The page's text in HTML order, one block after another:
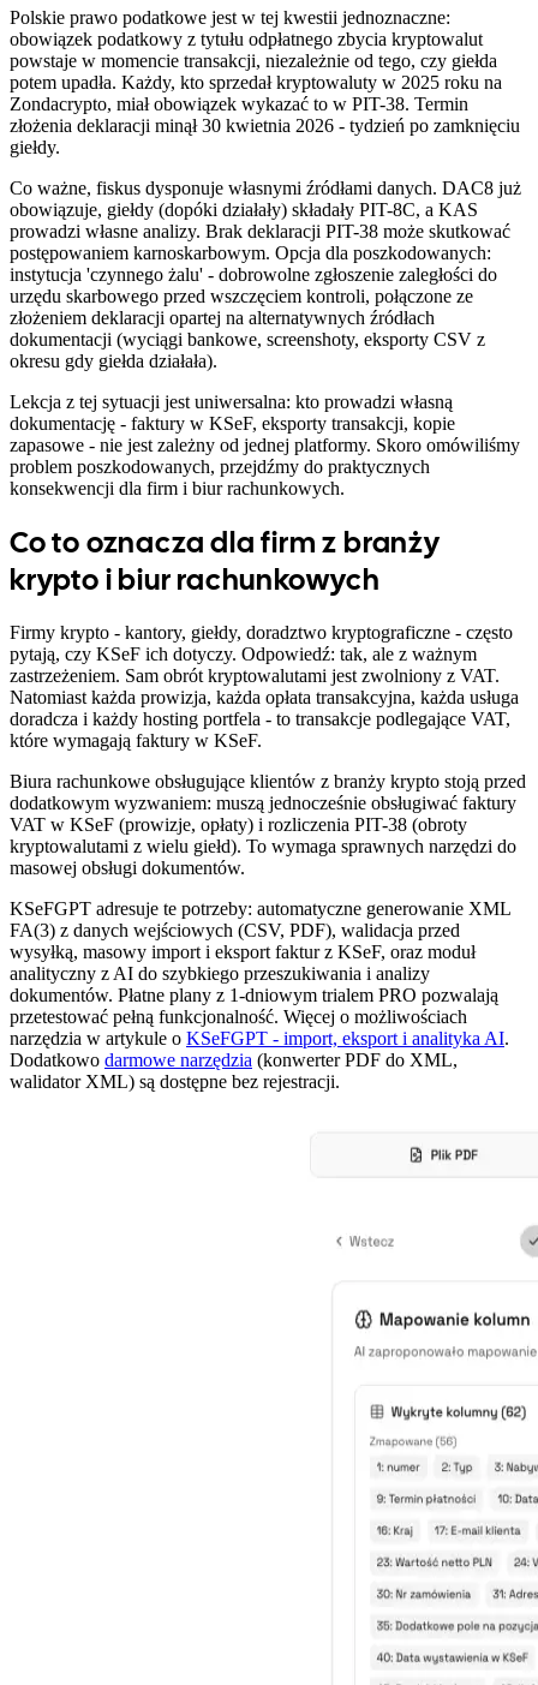
Polskie prawo podatkowe jest w tej kwestii jednoznaczne:
obowiązek podatkowy z tytułu odpłatnego zbycia kryptowalut
powstaje w momencie transakcji, niezależnie od tego, czy giełda
potem upadła. Każdy, kto sprzedał kryptowaluty w 2025 roku na
Zondacrypto, miał obowiązek wykazać to w PIT-38. Termin
złożenia deklaracji minął 30 kwietnia 2026 - tydzień po zamknięciu
giełdy.
Co ważne, fiskus dysponuje własnymi źródłami danych. DAC8 już
obowiązuje, giełdy (dopóki działały) składały PIT-8C, a KAS
prowadzi własne analizy. Brak deklaracji PIT-38 może skutkować
postępowaniem karnoskarbowym. Opcja dla poszkodowanych:
instytucja 'czynnego żalu' - dobrowolne zgłoszenie zaległości do
urzędu skarbowego przed wszczęciem kontroli, połączone ze
złożeniem deklaracji opartej na alternatywnych źródłach
dokumentacji (wyciągi bankowe, screenshoty, eksporty CSV z
okresu gdy giełda działała).
Lekcja z tej sytuacji jest uniwersalna: kto prowadzi własną
dokumentację - faktury w KSeF, eksporty transakcji, kopie
zapasowe - nie jest zależny od jednej platformy. Skoro omówiliśmy
problem poszkodowanych, przejdźmy do praktycznych
konsekwencji dla firm i biur rachunkowych.
Co to oznacza dla firm z branży
krypto i biur rachunkowych
Firmy krypto - kantory, giełdy, doradztwo kryptograficzne - często
pytają, czy KSeF ich dotyczy. Odpowiedź: tak, ale z ważnym
zastrzeżeniem. Sam obrót kryptowalutami jest zwolniony z VAT.
Natomiast każda prowizja, każda opłata transakcyjna, każda usługa
doradcza i każdy hosting portfela - to transakcje podlegające VAT,
które wymagają faktury w KSeF.
Biura rachunkowe obsługujące klientów z branży krypto stoją przed
dodatkowym wyzwaniem: muszą jednocześnie obsługiwać faktury
VAT w KSeF (prowizje, opłaty) i rozliczenia PIT-38 (obroty
kryptowalutami z wielu giełd). To wymaga sprawnych narzędzi do
masowej obsługi dokumentów.
KSeFGPT adresuje te potrzeby: automatyczne generowanie XML
FA(3) z danych wejściowych (CSV, PDF), walidacja przed
wysyłką, masowy import i eksport faktur z KSeF, oraz moduł
analityczny z AI do szybkiego przeszukiwania i analizy
dokumentów. Płatne plany z 1-dniowym trialem PRO pozwalają
przetestować pełną funkcjonalność. Więcej o możliwościach
narzędzia w artykule o KSeFGPT - import, eksport i analityka AI.
Dodatkowo darmowe narzędzia (konwerter PDF do XML,
walidator XML) są dostępne bez rejestracji.